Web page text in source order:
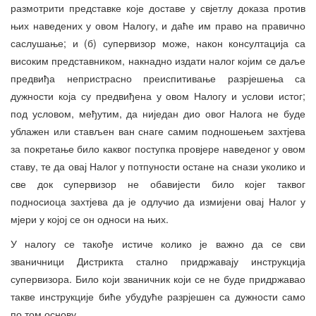
размотрити представке које доставе у свјетлу доказа против
њих наведених у овом Налогу, и даће им право на правично
саслушање; и (б) супервизор може, након консултација са
високим представником, накнадно издати налог којим се даље
предвиђа непристрасно преиспитивање разрјешења са
дужности која су предвиђена у овом Налогу и услови истог;
под условом, међутим, да ниједан дио овог Налога не буде
ублажен или стављен ван снаге самим подношењем захтјева
за покретање било каквог поступка провјере наведеног у овом
ставу, те да овај Налог у потпуности остане на снази уколико и
све док супервизор не обавијести било којег таквог
подносиоца захтјева да је одлучио да измијени овај Налог у
мјери у којој се он односи на њих.
У налогу се такође истиче колико је важно да се сви
званичници Дистрикта стално придржавају инструкција
супервизора. Било који званичник који се не буде придржавао
такве инструкције биће убудуће разрјешен са дужности само